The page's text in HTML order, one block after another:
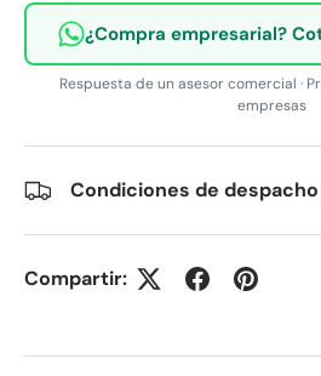
¿Compra empresarial?
Respuesta de un asesor comercial ·
empresas
Condiciones de
Compartir: